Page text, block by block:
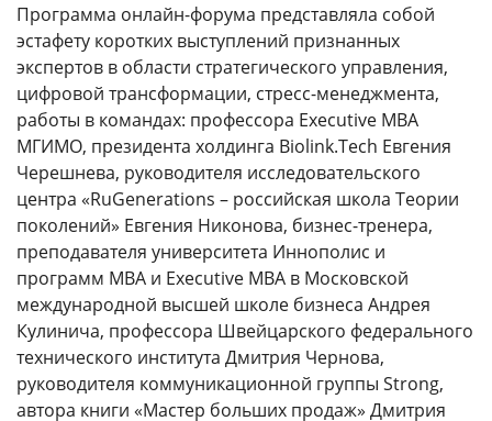
III Форум лидеров корпоративного обучения
России
Каталог программ
Сообщество внутренних тренеров
Контакты
КАМПУСЫ
Щербинка Мясницкая
Владивосток
Программа онлайн-форума представляла собой
эстафету коротких выступлений признанных
экспертов в области стратегического управления,
цифровой трансформации, стресс-менеджмента,
работы в командах: профессора Executive MBА
МГИМО, президента холдинга Biolink.Tech Евгения
Черешнева, руководителя исследовательского
центра «RuGenerations – российская школа Теории
поколений» Евгения Никонова, бизнес-тренера,
преподавателя университета Иннополис и
программ МВА и Executive MBА в Московской
международной высшей школе бизнеса Андрея
Кулинича, профессора Швейцарского федерального
технического института Дмитрия Чернова,
руководителя коммуникационной группы Strong,
автора книги «Мастер больших продаж» Дмитрия